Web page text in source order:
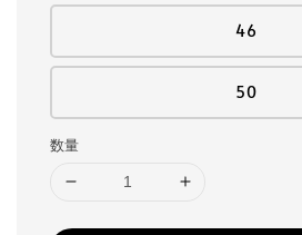
46
50
数量